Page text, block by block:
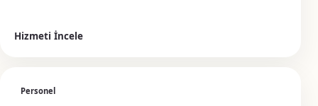
Hizmeti İncele
Personel